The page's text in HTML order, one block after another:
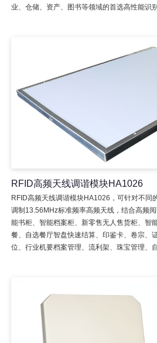
业、仓储、资产、图书等领域的首选高性能识别
RFID高频天线调谐模块HA1026
RFID高频天线调谐模块HA1026，可针对不同
调制13.56MHz标准频率高频天线，结合高频
能书柜、智能档案柜、新零售无人售货柜、智
餐、自选餐厅智盘快速结算、印鉴卡、卷宗、
位、行业机要档案管理、流利架、珠宝管理、